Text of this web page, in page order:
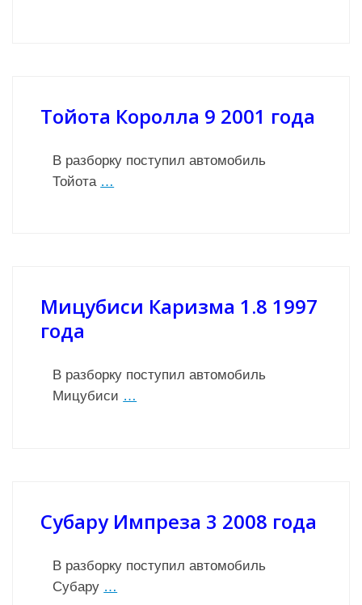
Тойота Королла 9 2001 года
В разборку поступил автомобиль
Тойота …
Мицубиси Каризма 1.8 1997
года
В разборку поступил автомобиль
Мицубиси …
Субару Импреза 3 2008 года
В разборку поступил автомобиль
Субару …